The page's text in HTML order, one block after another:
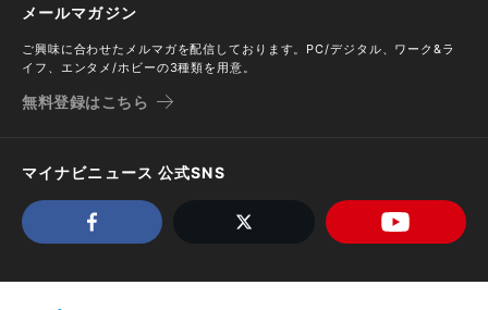
メールマガジン
ご興味に合わせたメルマガを配信しております。PC/デジタル、ワーク&ラ
イフ、エンタメ/ホビーの3種類を用意。
無料登録はこちら
マイナビニュース 公式SNS